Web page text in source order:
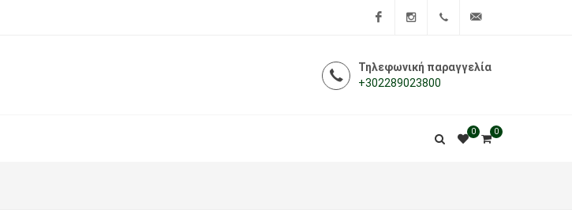
Τηλεφωνική παραγγελία
+302289023800
0
0